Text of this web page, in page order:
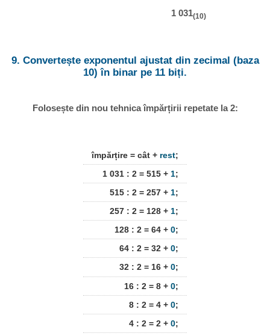
1 031(10)
9. Convertește exponentul ajustat din zecimal (baza
10) în binar pe 11 biți.
Folosește din nou tehnica împărțirii repetate la 2:
împărțire = cât + rest;
1 031 : 2 = 515 + 1;
515 : 2 = 257 + 1;
257 : 2 = 128 + 1;
128 : 2 = 64 + 0;
64 : 2 = 32 + 0;
32 : 2 = 16 + 0;
16 : 2 = 8 + 0;
8 : 2 = 4 + 0;
4 : 2 = 2 + 0;